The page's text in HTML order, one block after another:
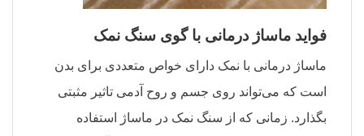
فواید ماساژ درمانی با گوی سنگ نمک
ماساژ درمانی با نمک دارای خواص متعددی برای بدن
است که می‌تواند روی جسم و روح آدمی تاثیر مثبتی
بگذارد. زمانی که از سنگ نمک در ماساژ استفاده